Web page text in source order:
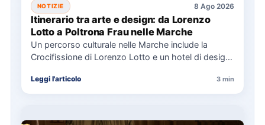
NOTIZIE 8 Ago 2026
Itinerario tra arte e design: da Lorenzo
Lotto a Poltrona Frau nelle Marche
Un percorso culturale nelle Marche include la
Crocifissione di Lorenzo Lotto e un hotel di design,
Leggi l'articolo 3 min